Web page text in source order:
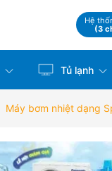
Hệ
(3
Tủ lạnh
Máy bơm nhiệt dạng